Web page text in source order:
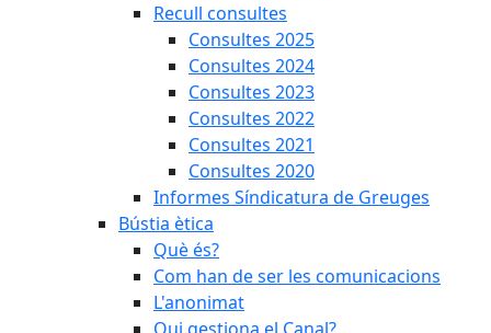
Recull consultes
Consultes 2025
Consultes 2024
Consultes 2023
Consultes 2022
Consultes 2021
Consultes 2020
Informes Síndicatura de Greuges
Bústia ètica
Què és?
Com han de ser les comunicacions
L'anonimat